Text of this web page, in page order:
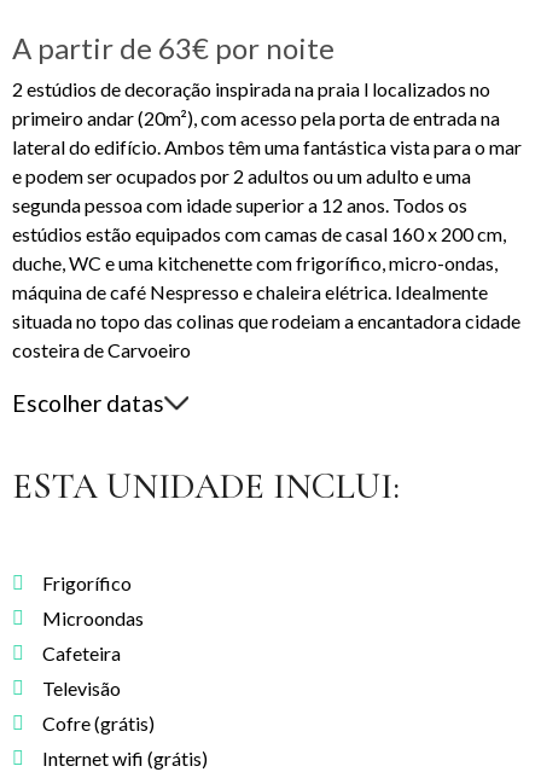
A partir de 63€ por noite
2 estúdios de decoração inspirada na praia l localizados no
primeiro andar (20m²), com acesso pela porta de entrada na
lateral do edifício. Ambos têm uma fantástica vista para o mar
e podem ser ocupados por 2 adultos ou um adulto e uma
segunda pessoa com idade superior a 12 anos. Todos os
estúdios estão equipados com camas de casal 160 x 200 cm,
duche, WC e uma kitchenette com frigorífico, micro-ondas,
máquina de café Nespresso e chaleira elétrica. Idealmente
situada no topo das colinas que rodeiam a encantadora cidade
costeira de Carvoeiro
Escolher datas
ESTA UNIDADE INCLUI:
Frigorífico
Microondas
Cafeteira
Televisão
Cofre (grátis)
Internet wifi (grátis)